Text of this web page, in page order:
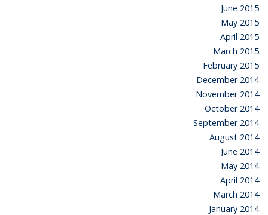
June 2015
May 2015
April 2015
March 2015
February 2015
December 2014
November 2014
October 2014
September 2014
August 2014
June 2014
May 2014
April 2014
March 2014
January 2014